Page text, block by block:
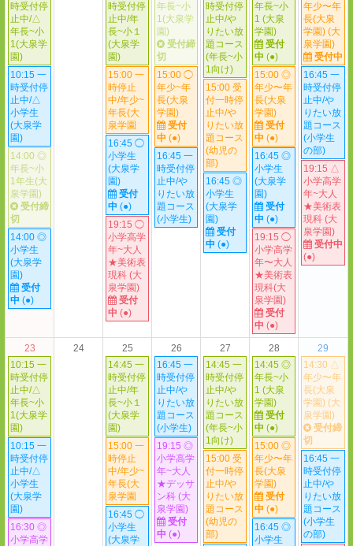
時受付停
止中/△
年長~小
1(大泉学
園)
10:15 一
時受付停
止中/△
小学生
(大泉学
園)
14:00 ◎
年長~小
1年生(大
泉学園)
受付締
切
14:00 ◎
小学生
(大泉学
園)
受付
中 (●)
時受付停
止中/年
長~小１
(大泉学
園)
15:00 一
時停止
中/年少~
年長(大
泉学園
16:45 ◯
小学生
(大泉学
園)
受付
中 (●)
19:15 ◯
小学高学
年~大人
★美術表
現科 (大
泉学園)
受付
中 (●)
年長~小
1(大泉学
園)
受付締
切
15:00 ◯
年少~年
長(大泉
学園)
受付
中 (●)
16:45 一
時受付停
止中/や
りたい放
題コース
(小学生)
時受付停
止中/や
りたい放
題コース
(年長~小
1向け)
15:00 受
付一時停
止中/や
りたい放
題コース
(幼児の
部)
16:45 ◎
小学生
(大泉学
園)
受付
中 (●)
年長~小
1 (大泉
学園)
受付
中 (●)
15:00 ◎
年少〜年
長(大泉
学園)
受付
中 (●)
16:45 ◎
小学生
(大泉学
園)
受付
中 (●)
19:15 ◯
小学高学
年〜大人
★美術表
現科(大
泉学園)
受付
中 (●)
年少〜年
長(大泉
学園) (大
泉学園)
受付中
16:45 一
時受付停
止中/や
りたい放
題コース
(小学生
の部)
19:15 △
小学高学
年~大人
★美術表
現科 (大
泉学園)
受付中
(●)
23
10:15 一
時受付停
止中/△
年長~小
1(大泉学
園)
10:15 一
時受付停
止中/△
小学生
(大泉学
園)
16:30 ◎
小学高学
24
25
14:45 一
時受付停
止中/年
長~小１
(大泉学
園)
15:00 一
時停止
中/年少~
年長(大
泉学園
16:45 ◯
小学生
(大泉学
26
16:45 一
時受付停
止中/や
りたい放
題コース
(小学生)
19:15 ◎
小学高学
年~大人
★デッサ
ン科 (大
泉学園)
受付
中 (●)
27
14:45 一
時受付停
止中/や
りたい放
題コース
(年長~小
1向け)
15:00 受
付一時停
止中/や
りたい放
題コース
(幼児の
部)
28
14:45 ◎
年長~小
1 (大泉
学園)
受付
中 (●)
15:00 ◎
年少〜年
長(大泉
学園)
受付
中 (●)
16:45 ◎
小学生
29
14:30 △
年少〜年
長(大泉
学園) (大
泉学園)
受付締
切
16:45 一
時受付停
止中/や
りたい放
題コース
(小学生
の部)